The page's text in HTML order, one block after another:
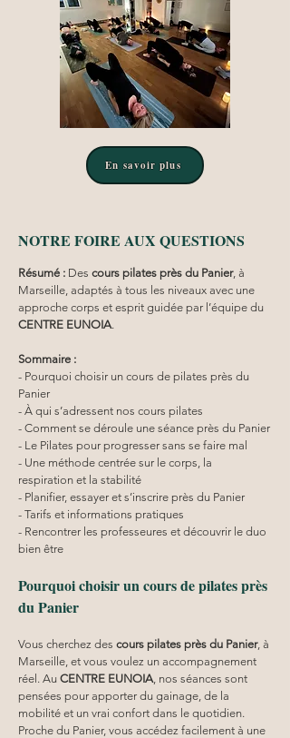
En savoir plus
NOTRE FOIRE AUX QUESTIONS
Résumé : Des cours pilates près du Panier, à
Marseille, adaptés à tous les niveaux avec une
approche corps et esprit guidée par l’équipe du
CENTRE EUNOIA.
Sommaire :
- Pourquoi choisir un cours de pilates près du
Panier
- À qui s’adressent nos cours pilates
- Comment se déroule une séance près du Panier
- Le Pilates pour progresser sans se faire mal
- Une méthode centrée sur le corps, la
respiration et la stabilité
- Planifier, essayer et s’inscrire près du Panier
- Tarifs et informations pratiques
- Rencontrer les professeures et découvrir le duo
bien être
Pourquoi choisir un cours de pilates près
du Panier
Vous cherchez des cours pilates près du Panier, à
Marseille, et vous voulez un accompagnement
réel. Au CENTRE EUNOIA , nos séances sont
pensées pour apporter du gainage, de la
mobilité et un vrai confort dans le quotidien.
Proche du Panier, vous accédez facilement à une